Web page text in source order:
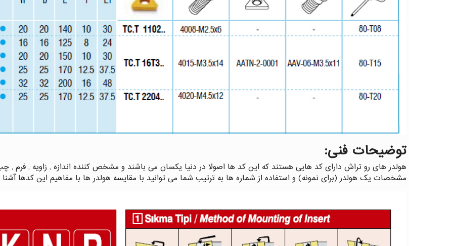
توضیحات فنی:
هولدر های رو تراش دارای کد هایی هستند که این کد ها اصولا در دنیا یکسان می باشند و مشخص کننده اندازه , زاویه ,
مشخصات یک هولدر (برای نمونه) و استفاده از شماره ها به ترتیب شما می توانید با مقایسه هولدر ها با مفاهیم این کدها